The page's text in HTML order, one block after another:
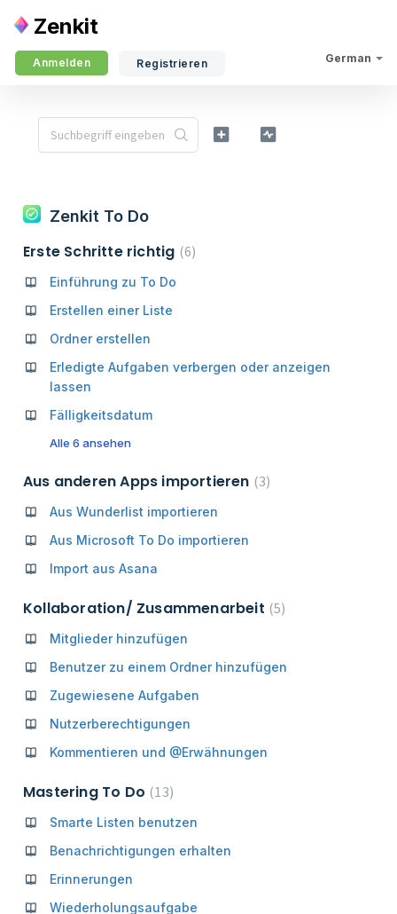
Zenkit
German
Anmelden Registrieren
Zenkit To Do
Erste Schritte richtig 6
Einführung zu To Do
Erstellen einer Liste
Ordner erstellen
Erledigte Aufgaben verbergen oder anzeigen
lassen
Fälligkeitsdatum
Alle 6 ansehen
Aus anderen Apps importieren 3
Aus Wunderlist importieren
Aus Microsoft To Do importieren
Import aus Asana
Kollaboration/ Zusammenarbeit 5
Mitglieder hinzufügen
Benutzer zu einem Ordner hinzufügen
Zugewiesene Aufgaben
Nutzerberechtigungen
Kommentieren und @Erwähnungen
Mastering To Do 13
Smarte Listen benutzen
Benachrichtigungen erhalten
Erinnerungen
Wiederholungsaufgabe